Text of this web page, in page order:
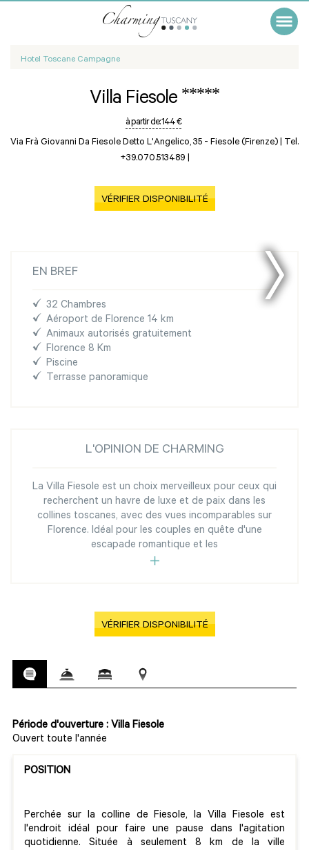
Hotel Toscane Campagne
Villa Fiesole *****
à partir de:144 €
Via Frà Giovanni Da Fiesole Detto L'Angelico, 35 - Fiesole (Firenze) | Tel.
+39.070.513489 |
VÉRIFIER DISPONIBILITÉ
EN BREF
32 Chambres
Aéroport de Florence 14 km
Animaux autorisés gratuitement
Florence 8 Km
Piscine
Terrasse panoramique
L'OPINION DE CHARMING
La Villa Fiesole est un choix merveilleux pour ceux qui
recherchent un havre de luxe et de paix dans les
collines toscanes, avec des vues incomparables sur
Florence. Idéal pour les couples en quête d'une
escapade romantique et les
VÉRIFIER DISPONIBILITÉ
Période d'ouverture : Villa Fiesole
Ouvert toute l'année
POSITION
Perchée sur la colline de Fiesole, la Villa Fiesole est
l'endroit idéal pour faire une pause dans l'agitation
quotidienne. Située à seulement 8 km de la ville